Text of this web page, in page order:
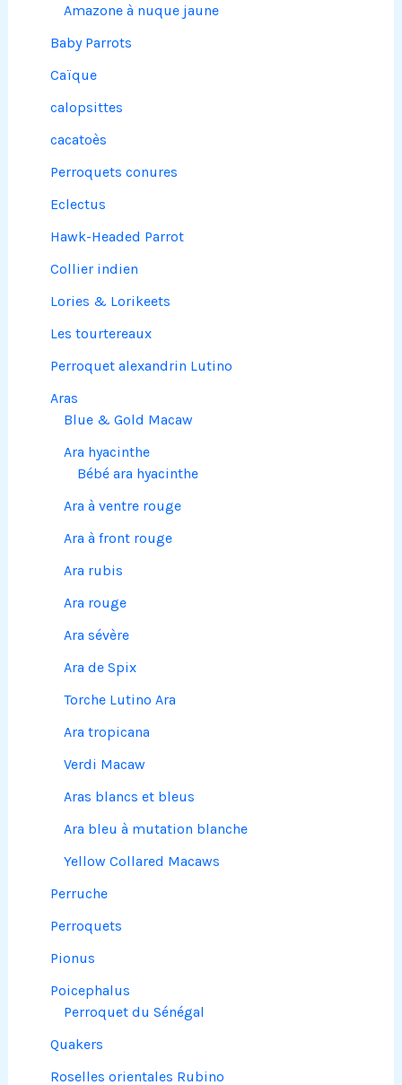
Amazone à nuque jaune
Baby Parrots
Caïque
calopsittes
cacatoès
Perroquets conures
Eclectus
Hawk-Headed Parrot
Collier indien
Lories & Lorikeets
Les tourtereaux
Perroquet alexandrin Lutino
Aras
Blue & Gold Macaw
Ara hyacinthe
Bébé ara hyacinthe
Ara à ventre rouge
Ara à front rouge
Ara rubis
Ara rouge
Ara sévère
Ara de Spix
Torche Lutino Ara
Ara tropicana
Verdi Macaw
Aras blancs et bleus
Ara bleu à mutation blanche
Yellow Collared Macaws
Perruche
Perroquets
Pionus
Poicephalus
Perroquet du Sénégal
Quakers
Roselles orientales Rubino